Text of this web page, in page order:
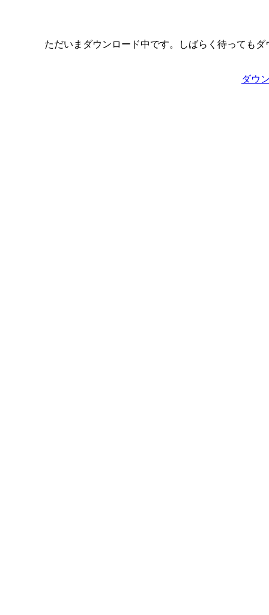
ただいまダウンロード中です。しばらく待っても
ダウ